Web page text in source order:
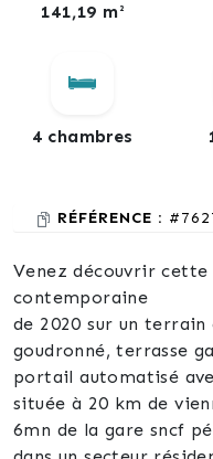
141,19 m²
4 chambres
RÉFÉRENCE :
Venez découvrir
contemporaine
de 2020 sur un terrain
goudronné, terrasse
portail automatisé
située à 20 km de
6mn de la gare sncf